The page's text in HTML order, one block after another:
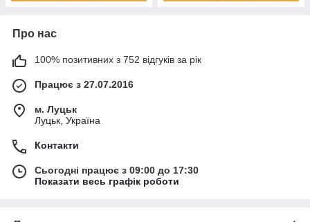
Про нас
100% позитивних з 752 відгуків за рік
Працює з 27.07.2016
м. Луцьк
Луцьк, Україна
Контакти
Сьогодні працює з 09:00 до 17:30
Показати весь графік роботи